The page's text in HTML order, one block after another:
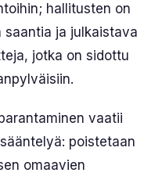
hallitusten on
ja julkaistava
jotka on sidottu
vaatii
poistetaan
omaavien